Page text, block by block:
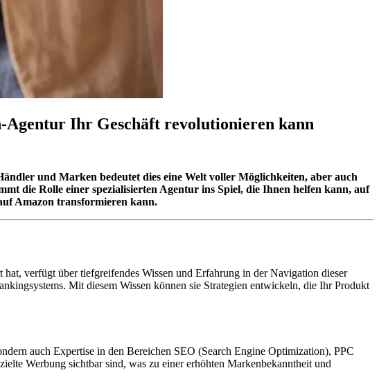
Ihr Geschäft revolutionieren kann
und Marken bedeutet dies eine Welt voller Möglichkeiten, aber auch
die Rolle einer spezialisierten Agentur ins Spiel, die Ihnen helfen kann, auf
Amazon transformieren kann.
verfügt über tiefgreifendes Wissen und Erfahrung in der Navigation dieser
Mit diesem Wissen können sie Strategien entwickeln, die Ihr Produkt
auch Expertise in den Bereichen SEO (Search Engine Optimization), PPC
Werbung sichtbar sind, was zu einer erhöhten Markenbekanntheit und